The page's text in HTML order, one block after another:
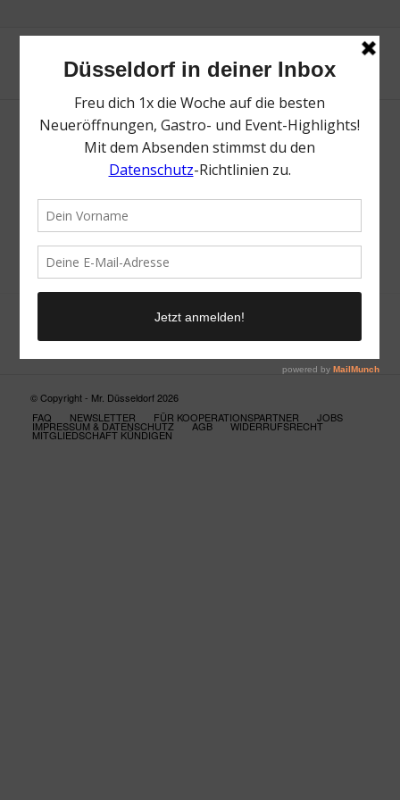
Neue Suche
Suchergebnis nicht zufriedenstellend? Versuche es mal mit
einem Wortteil oder einer anderen Schreibweise.
© Copyright - Mr. Düsseldorf 2026
FAQ
NEWSLETTER FÜR KOOPERATIONSPARTNER JOBS
IMPRESSUM & DATENSCHUTZ AGB WIDERRUFSRECHT
MITGLIEDSCHAFT KÜNDIGEN